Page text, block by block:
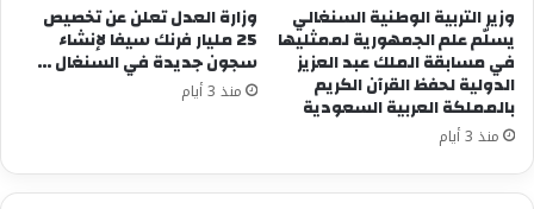
وزير التربية الوطنية السنغالي
يسلّم علم الجمهورية لممثليها
في مسابقة الملك عبد العزيز
الدولية لحفظ القرآن الكريم
بالمملكة العربية السعودية
منذ 3 أيام
وزارة العدل تعلن عن تخصيص
25 مليار فرنك سيفا لإنشاء
سجون جديدة في السنغال …
منذ 3 أيام